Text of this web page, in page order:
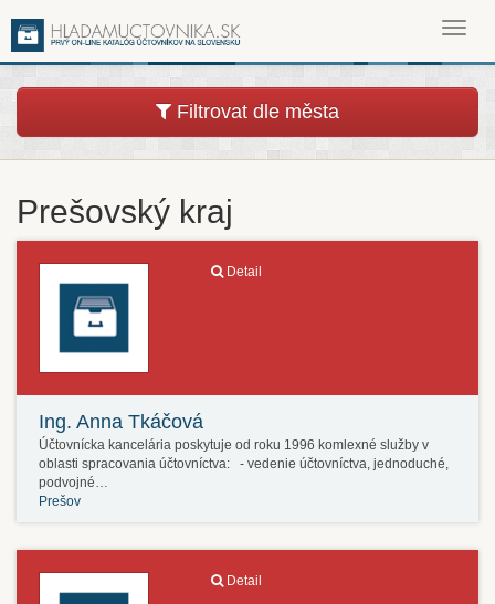
Filtrovat dle města
Prešovský kraj
Detail
Ing. Anna Tkáčová
Účtovnícka kancelária poskytuje od roku 1996 komlexné služby v
oblasti spracovania účtovníctva: - vedenie účtovníctva, jednoduché,
podvojné…
Prešov
Detail